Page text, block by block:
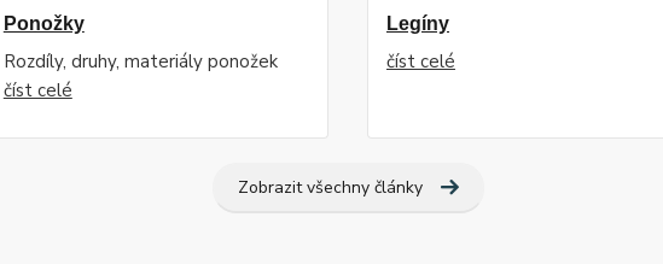
Ponožky
Rozdíly, druhy, materiály ponožek
číst celé
Legíny
číst celé
Zobrazit všechny články